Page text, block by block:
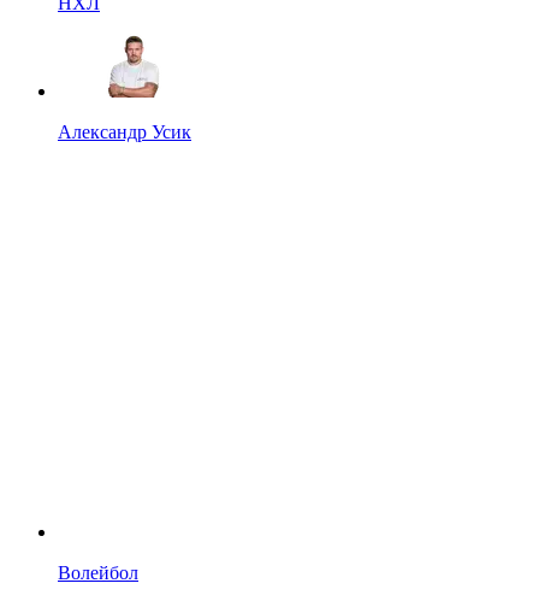
Александр Усик
Волейбол